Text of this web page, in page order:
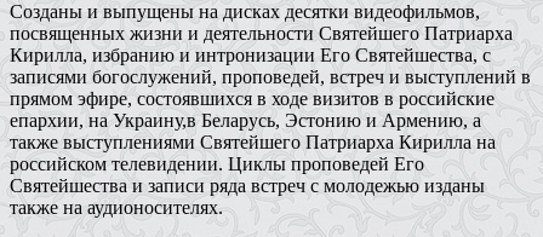
Созданы и выпущены на дисках десятки видеофильмов,
посвященных жизни и деятельности Святейшего Патриарха
Кирилла, избранию и интронизации Его Святейшества, с
записями богослужений, проповедей, встреч и выступлений в
прямом эфире, состоявшихся в ходе визитов в российские
епархии, на Украину,в Беларусь, Эстонию и Армению, а
также выступлениями Святейшего Патриарха Кирилла на
российском телевидении. Циклы проповедей Его
Святейшества и записи ряда встреч с молодежью изданы
также на аудионосителях.